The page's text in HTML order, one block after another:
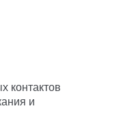
контактов
и